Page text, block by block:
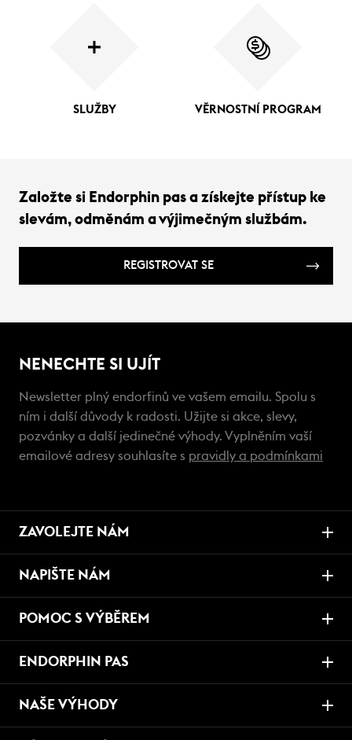
SLUŽBY VĚRNOSTNÍ PROGRAM
Založte si Endorphin pas a získejte přístup ke
slevám, odměnám a výjimečným službám.
REGISTROVAT SE
NENECHTE SI UJÍT
Newsletter plný endorfinů ve vašem emailu. Spolu s
ním i další důvody k radosti. Užijte si akce, slevy,
pozvánky a další jedinečné výhody. Vyplněním vaší
emailové adresy souhlasíte s pravidly a podmínkami
ZAVOLEJTE NÁM
NAPIŠTE NÁM
POMOC S VÝBĚREM
ENDORPHIN PAS
NAŠE VÝHODY